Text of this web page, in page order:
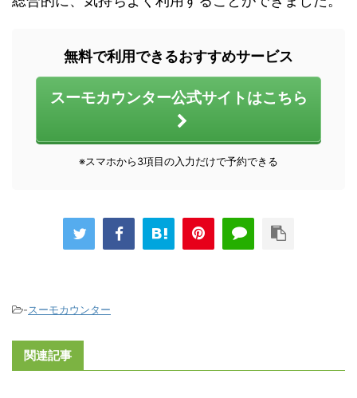
無料で利用できるおすすめサービス
スーモカウンター公式サイトはこちら
※スマホから3項目の入力だけで予約できる
-スーモカウンター
関連記事